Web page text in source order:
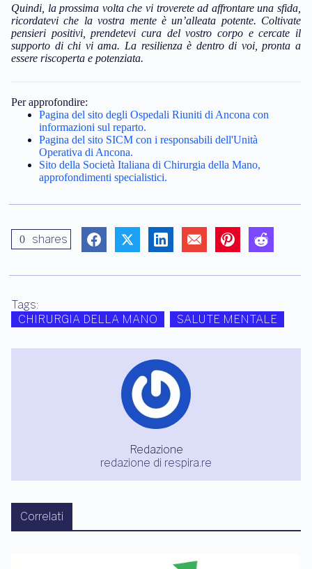
Quindi, la prossima volta che vi troverete ad affrontare una sfida,
ricordatevi che la vostra mente è un’alleata potente. Coltivate
pensieri positivi, prendetevi cura del vostro corpo e cercate il
supporto di chi vi ama. La resilienza è dentro di voi, pronta a
essere riscoperta e potenziata.
Per approfondire:
Pagina del sito degli Ospedali Riuniti di Ancona con
informazioni sul reparto.
Pagina del sito SICM con i responsabili dell'Unità
Operativa di Ancona.
Sito della Società Italiana di Chirurgia della Mano,
approfondimenti specialistici.
0 shares
Tags:
CHIRURGIA DELLA MANO
SALUTE MENTALE
Redazione
redazione di respira.re
Correlati